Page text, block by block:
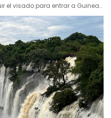
el visado para entrar a Guinea-
encontrado con que hay
dice una cosa distinta.
ahora es inexistente,
al llegar al…